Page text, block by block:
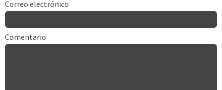
Correo electrónico
Comentario